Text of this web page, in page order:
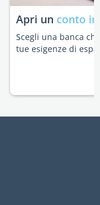
Apri un conto
Scegli una banca
tue esigenze di